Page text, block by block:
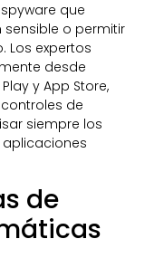
que
o permitir
Los expertos
desde
y App Store,
de
siempre los
de